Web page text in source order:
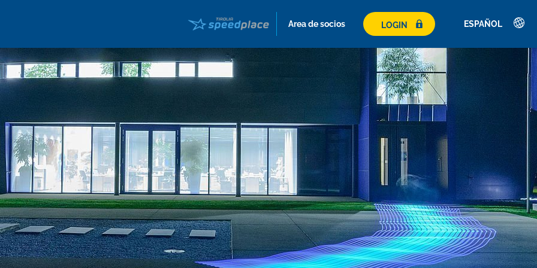
ESPAÑOL
English
Français
Español
Česky
Magyar
Hrvatski
Română
LOGIN
Area de socios